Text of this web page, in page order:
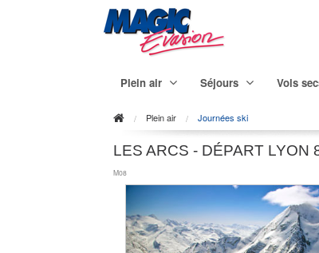
Plein air Séjours Vols
Plein air Journées ski
LES ARCS - DÉPART LYON
M08